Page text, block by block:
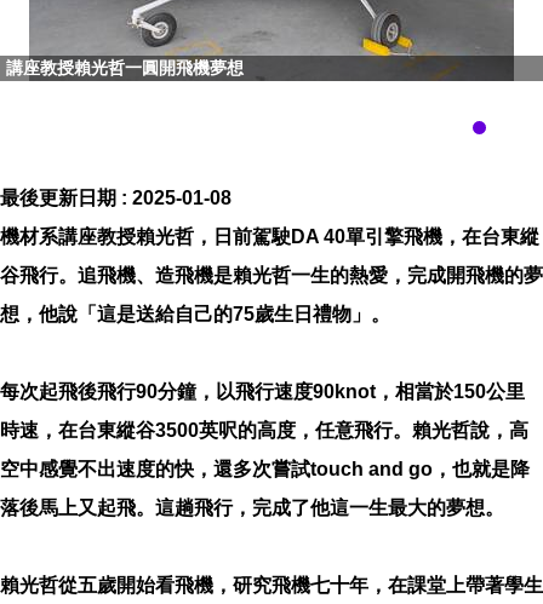
講座教授賴光哲一圓開飛機夢想
最後更新日期 : 2025-01-08
機材系講座教授賴光哲，日前駕駛DA 40單引擎飛機，在台東縱
谷飛行。追飛機、造飛機是賴光哲一生的熱愛，完成開飛機的夢
想，他說「這是送給自己的75歲生日禮物」。
每次起飛後飛行90分鐘，以飛行速度90knot，相當於150公里
時速，在台東縱谷3500英呎的高度，任意飛行。賴光哲說，高
空中感覺不出速度的快，還多次嘗試touch and go，也就是降
落後馬上又起飛。這趟飛行，完成了他這一生最大的夢想。
賴光哲從五歲開始看飛機，研究飛機七十年，在課堂上帶著學生